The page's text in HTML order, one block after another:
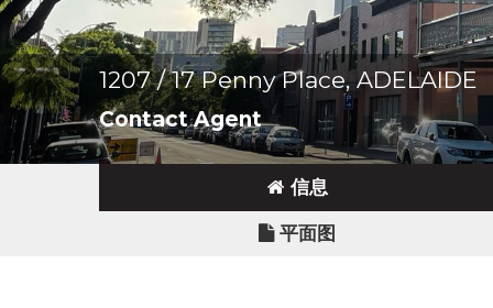
1207 / 17 Penny Place, ADELAIDE
Contact Agent
信息
平面图